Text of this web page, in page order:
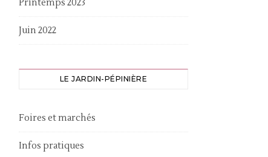
Printemps 2023
Juin 2022
LE JARDIN-PÉPINIÈRE
Foires et marchés
Infos pratiques